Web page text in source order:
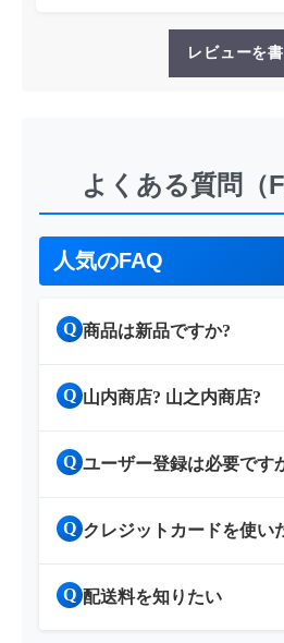
レビューを書
よくある質問（
人気のFAQ
Q 商品は新品ですか?
Q 山内商店? 山之内商店?
Q ユーザー登録は必要です
Q クレジットカードを使い
Q 配送料を知りたい